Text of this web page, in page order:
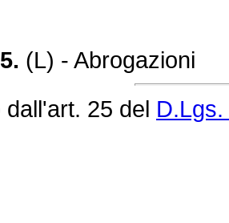
(L) - Abrogazioni
25 del